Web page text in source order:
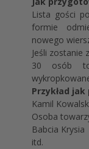
Lista gości
formie
nowego
Jeśli zostanie
30 osób
Przykład
Kamil
Osoba
Babcia Krysia
itd.